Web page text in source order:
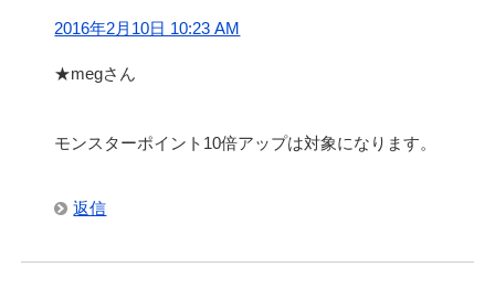
2016年2月10日 10:23 AM
★megさん
モンスターポイント10倍アップは対象になります。
返信